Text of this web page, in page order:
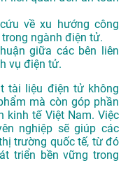
về xu hướng công
ngành điện tử.
giữa các bên liên
vụ điện tử.
tài liệu điện tử không
mà còn góp phần
kinh tế Việt Nam. Việc
nghiệp sẽ giúp các
trường quốc tế, từ đó
triển bền vững trong